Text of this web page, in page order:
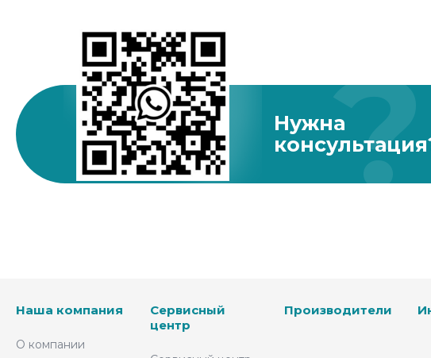
Нужна
Наша компания
О компании
Сервисный
центр
Производители